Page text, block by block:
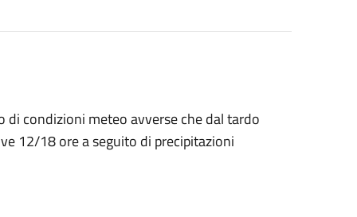
condizioni meteo avverse che dal tardo
12/18 ore a seguito di precipitazioni